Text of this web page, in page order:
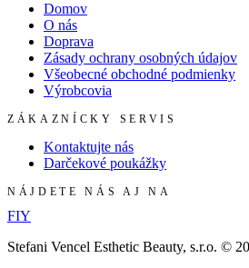
Domov
O nás
Doprava
Zásady ochrany osobných údajov
Všeobecné obchodné podmienky
Výrobcovia
ZÁKAZNÍCKY SERVIS
Kontaktujte nás
Darčekové poukážky
NÁJDETE NÁS AJ NA
FIY
Stefani Vencel Esthetic Beauty, s.r.o. ©